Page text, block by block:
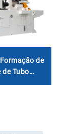
de
de Tubo